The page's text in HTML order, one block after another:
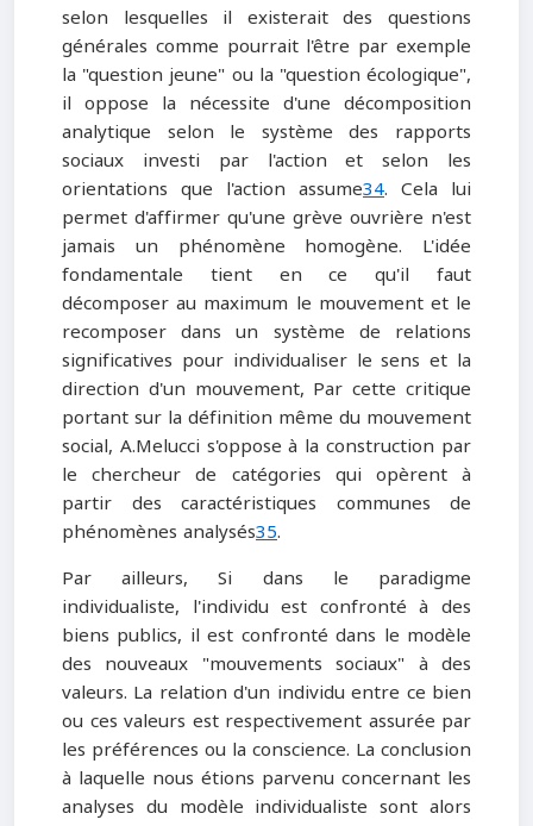
selon lesquelles il existerait des questions
générales comme pourrait l'être par exemple
la "question jeune" ou la "question écologique",
il oppose la nécessite d'une décomposition
analytique selon le système des rapports
sociaux investi par l'action et selon les
orientations que l'action assume34. Cela lui
permet d'affirmer qu'une grève ouvrière n'est
jamais un phénomène homogène. L'idée
fondamentale tient en ce qu'il faut
décomposer au maximum le mouvement et le
recomposer dans un système de relations
significatives pour individualiser le sens et la
direction d'un mouvement, Par cette critique
portant sur la définition même du mouvement
social, A.Melucci s'oppose à la construction par
le chercheur de catégories qui opèrent à
partir des caractéristiques communes de
phénomènes analysés35.
Par ailleurs, Si dans le paradigme
individualiste, l'individu est confronté à des
biens publics, il est confronté dans le modèle
des nouveaux "mouvements sociaux" à des
valeurs. La relation d'un individu entre ce bien
ou ces valeurs est respectivement assurée par
les préférences ou la conscience. La conclusion
à laquelle nous étions parvenu concernant les
analyses du modèle individualiste sont alors